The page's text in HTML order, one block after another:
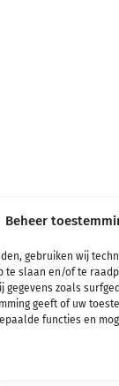
Beheer
gebruiken wij
te slaan en/of te
gegevens zoals
geeft of uw
functies en
inherit their
settings in